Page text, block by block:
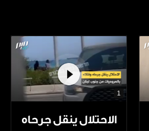
1
الاحتلال ينقل جرحاه